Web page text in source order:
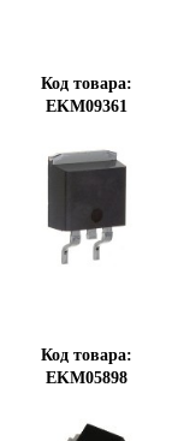
Код товара:
EKM09361
Код товара:
EKM05898